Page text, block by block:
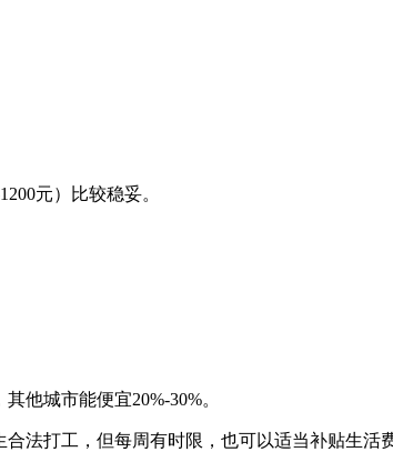
元）比较稳妥。
他城市能便宜20%-30%。
法打工，但每周有时限，也可以适当补贴生活